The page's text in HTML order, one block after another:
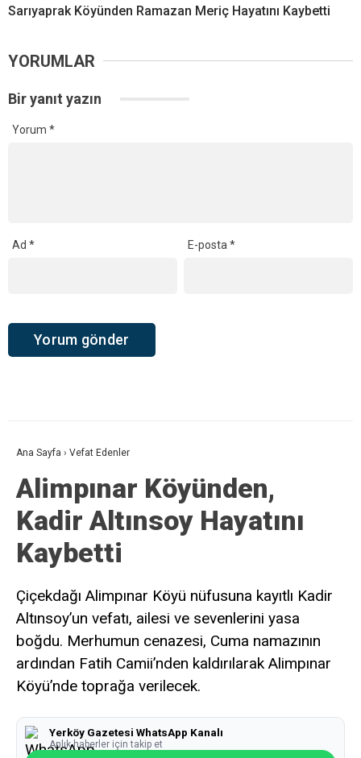
Sarıyaprak Köyünden Ramazan Meriç Hayatını Kaybetti
YORUMLAR
Bir yanıt yazın
Yorum *
Ad * E-posta*
Ana Sayfa › Vefat Edenler
Alimpınar Köyünden,
Kadir Altınsoy Hayatını
Kaybetti
Çiçekdağı Alimpınar Köyü nüfusuna kayıtlı Kadir
Altınsoy’un vefatı, ailesi ve sevenlerini yasa
boğdu. Merhumun cenazesi, Cuma namazının
ardından Fatih Camii’nden kaldırılarak Alimpınar
Köyü’nde toprağa verilecek.
Yerköy Gazetesi WhatsApp Kanalı
Anlık haberler için takip et